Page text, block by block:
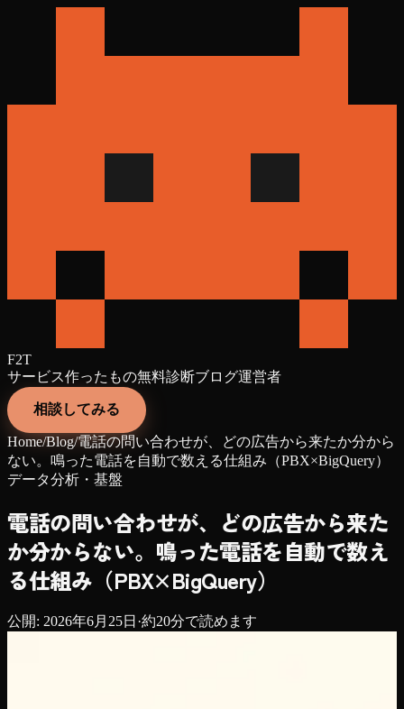
F2T
サービス作ったもの無料診断ブログ運営者
相談してみる
Home/Blog/電話の問い合わせが、どの広告から来たか分から
ない。鳴った電話を自動で数える仕組み（PBX×BigQuery）
データ分析・基盤
電話の問い合わせが、どの広告から来た
か分からない。鳴った電話を自動で数え
る仕組み（PBX×BigQuery）
公開: 2026年6月25日 ·約20分で読めます